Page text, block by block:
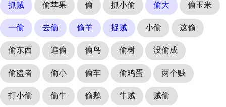
抓贼 偷苹果 偷 抓小偷 偷大 偷玉米
一偷 去偷 偷羊 捉贼 小偷 这偷
偷东西 追偷 偷鸟 偷树 没偷成
偷盗者 偷小 偷车 偷鸡蛋 两个贼
打小偷 偷牛 偷鹅 牛贼 贼偷